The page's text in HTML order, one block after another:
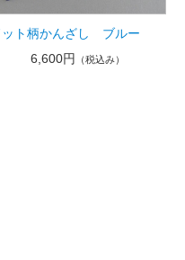
ット柄かんざし ブルー
6,600円
（税込み）